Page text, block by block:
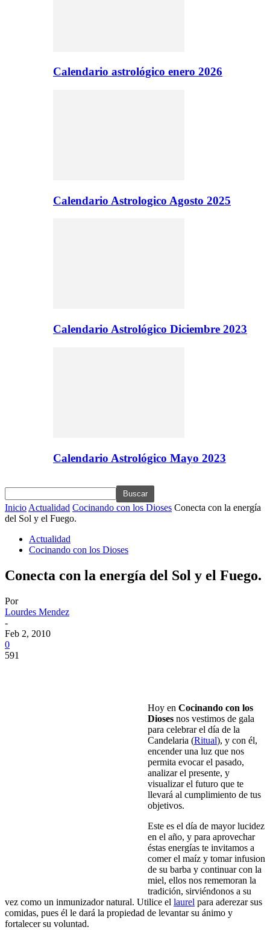
Calendario astrológico enero 2026
Calendario Astrologico Agosto 2025
Calendario Astrológico Diciembre 2023
Calendario Astrológico Mayo 2023
Inicio Actualidad Cocinando con los Dioses Conecta con la energía
del Sol y el Fuego.
Actualidad
Cocinando con los Dioses
Conecta con la energía del Sol y el Fuego.
Por
Lourdes Mendez
-
Feb 2, 2010
0
591
Hoy en Cocinando con los
Dioses nos vestimos de gala
para celebrar el día de la
Candelaria (Ritual), y con él,
encender una luz que nos
permita evocar el pasado,
analizar el presente, y
visualizar el futuro que te
llevará al cumplimiento de tus
objetivos.
Este es el día de mayor lucidez
en el año, y para aprovechar
éstas energías te invitamos a
comer el maíz y tomar infusion
de su barba y continuar con la
miel, ellos nos rememoran la
tradición, sirviéndonos a su
vez como un inmunizador natural. Utilice el laurel para aderezar sus
comidas, pues él le dará la propiedad de levantar su ánimo y
fortalecer su voluntad.